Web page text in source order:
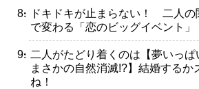
・ドキドキが止まらない！ 二人の
で変わる「恋のビッグイベント」
・二人がたどり着くのは【夢いっ
まさかの自然消滅!?】結婚するか
ね！